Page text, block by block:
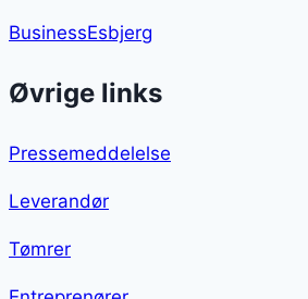
BusinessEsbjerg
Øvrige links
Pressemeddelelse
Leverandør
Tømrer